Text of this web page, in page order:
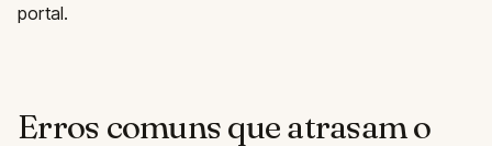
portal.
Erros comuns que atrasam o